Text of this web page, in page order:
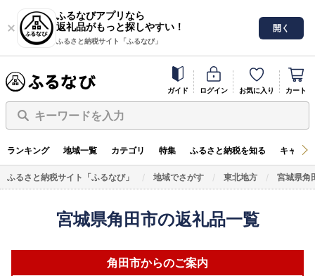
ふるなびアプリなら
返礼品がもっと探しやすい！
ふるさと納税サイト「ふるなび」
開く
ガイド ログイン お気に入り カート
キーワードを入力
ランキング 地域一覧 カテゴリ 特集 ふるさと納税を知る キャン
ふるさと納税サイト「ふるなび」 地域でさがす 東北地方 宮城県角
宮城県角田市の返礼品一覧
角田市からのご案内